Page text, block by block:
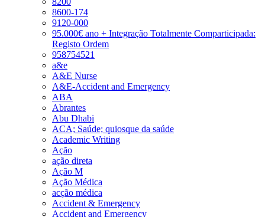
8600-174
9120-000
95.000€ ano + Integração Totalmente Comparticipada:
Registo Ordem
958754521
a&e
A&E Nurse
A&E-Accident and Emergency
ABA
Abrantes
Abu Dhabi
ACA; Saúde; quiosque da saúde
Academic Writing
Ação
ação direta
Ação M
Ação Médica
acção médica
Accident & Emergency
Accident and Emergency